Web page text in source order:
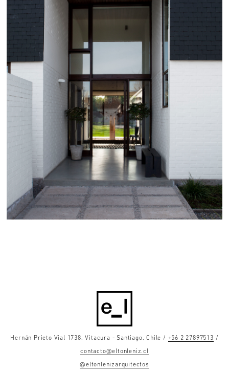
Hernán Prieto Vial 1738, Vitacura - Santiago, Chile / +56 2 27897513 /
contacto@eltonleniz.cl
@eltonlenizarquitectos